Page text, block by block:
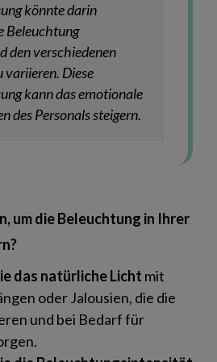
könnte darin
Beleuchtung
den verschiedenen
variieren. Diese
kann das emotionale
des Personals steigern.
um die Beleuchtung in Ihrer
das natürliche Licht mit
oder Jalousien, die die
und bei Bedarf für